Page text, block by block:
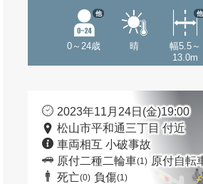
0～24歳
他
晴
幅5.5～
13.0m
他
2023年11月24日(金)19:00
松山市平和通三丁目 付近
車両相互 小破事故
原付二種二輪車(1) 原付自転
死亡(0) 負傷(1)